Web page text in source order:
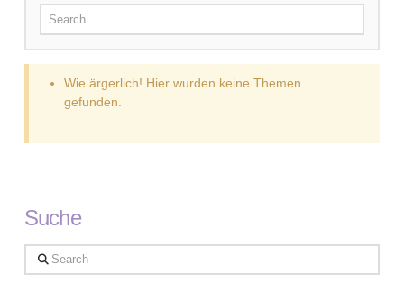
Suchen nach:
Wie ärgerlich! Hier wurden keine Themen
gefunden.
Suche
Search